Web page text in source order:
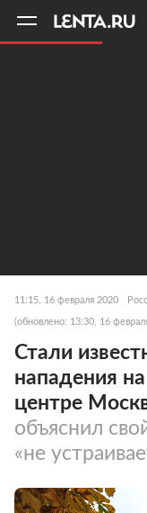
11:15, 16 февраля 2020
(обновлено: 13:30, 16
Стали
нападения
центре
объяснил
«не